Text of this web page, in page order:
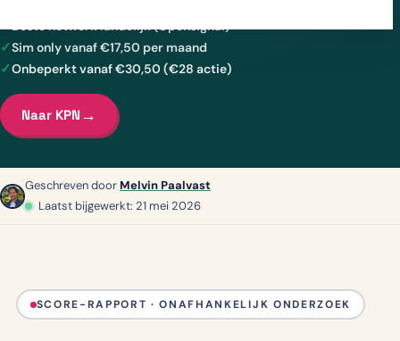
Beste netwerk landelijk (Opensignal)
Sim only vanaf €17,50 per maand
Onbeperkt vanaf €30,50 (€28 actie)
Naar KPN →
Geschreven door Melvin Paalvast
Laatst bijgewerkt: 21 mei 2026
SCORE-RAPPORT · ONAFHANKELIJK ONDERZOEK